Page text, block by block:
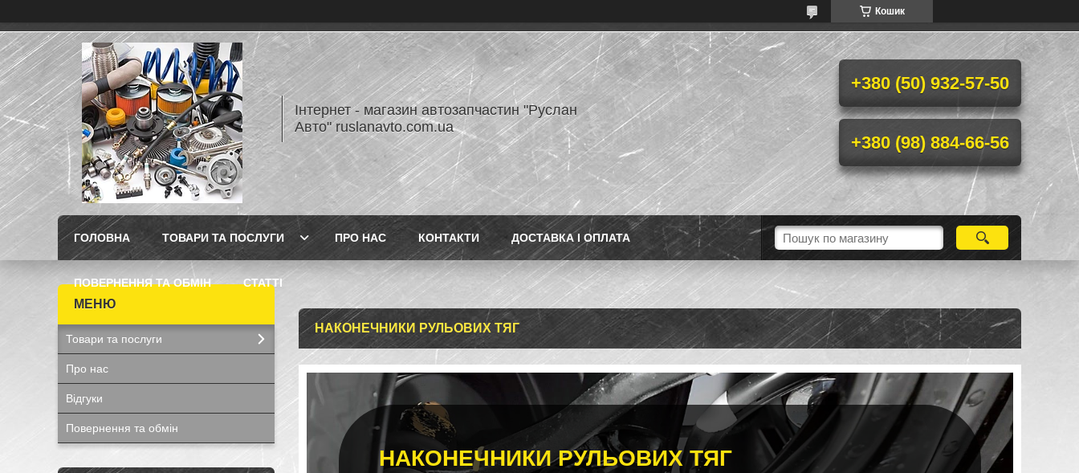
Кошик
Інтернет - магазин автозапчастин "Руслан
Авто" ruslanavto.com.ua
+380 (50) 932-57-50
+380 (98) 884-66-56
ГОЛОВНА ТОВАРИ ТА ПОСЛУГИ ПРО НАС КОНТАКТИ ДОСТАВКА І ОПЛАТА
ПОВЕРНЕННЯ ТА ОБМІН СТАТТІ
НАКОНЕЧНИКИ РУЛЬОВИХ ТЯГ
НАКОНЕЧНИКИ РУЛЬОВИХ ТЯГ
Товари та послуги
Про нас
Відгуки
Повернення та обмін